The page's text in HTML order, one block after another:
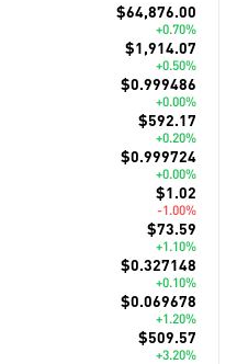
$64,876.00
+0.70%
$1,914.07
+0.50%
$0.999486
+0.00%
$592.17
+0.20%
$0.999724
+0.00%
$1.02
-1.00%
$73.59
+1.10%
$0.327148
+0.10%
$0.069678
+1.20%
$509.57
+3.20%